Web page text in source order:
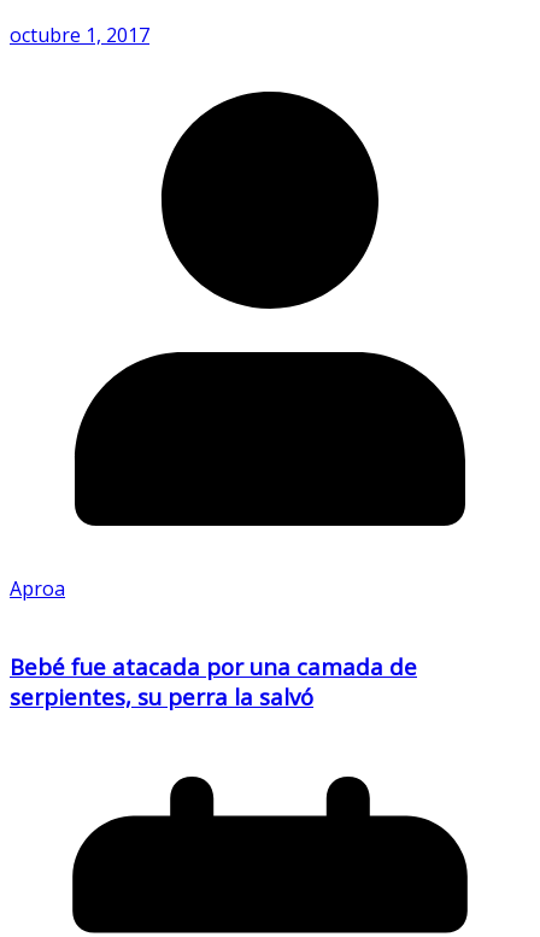
octubre 1, 2017
Aproa
Bebé fue atacada por una camada de
serpientes, su perra la salvó